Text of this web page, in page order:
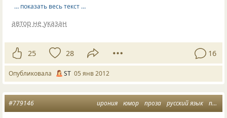
… показать весь текст …
автор не указан
25 28 16
Опубликовала ST 05 янв 2012
ирония юмор проза русский язык прозалюбимая
#779146